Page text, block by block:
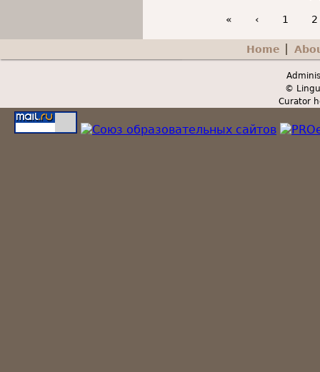
« ‹ 1 2
Secondary menu Home
©
Curator